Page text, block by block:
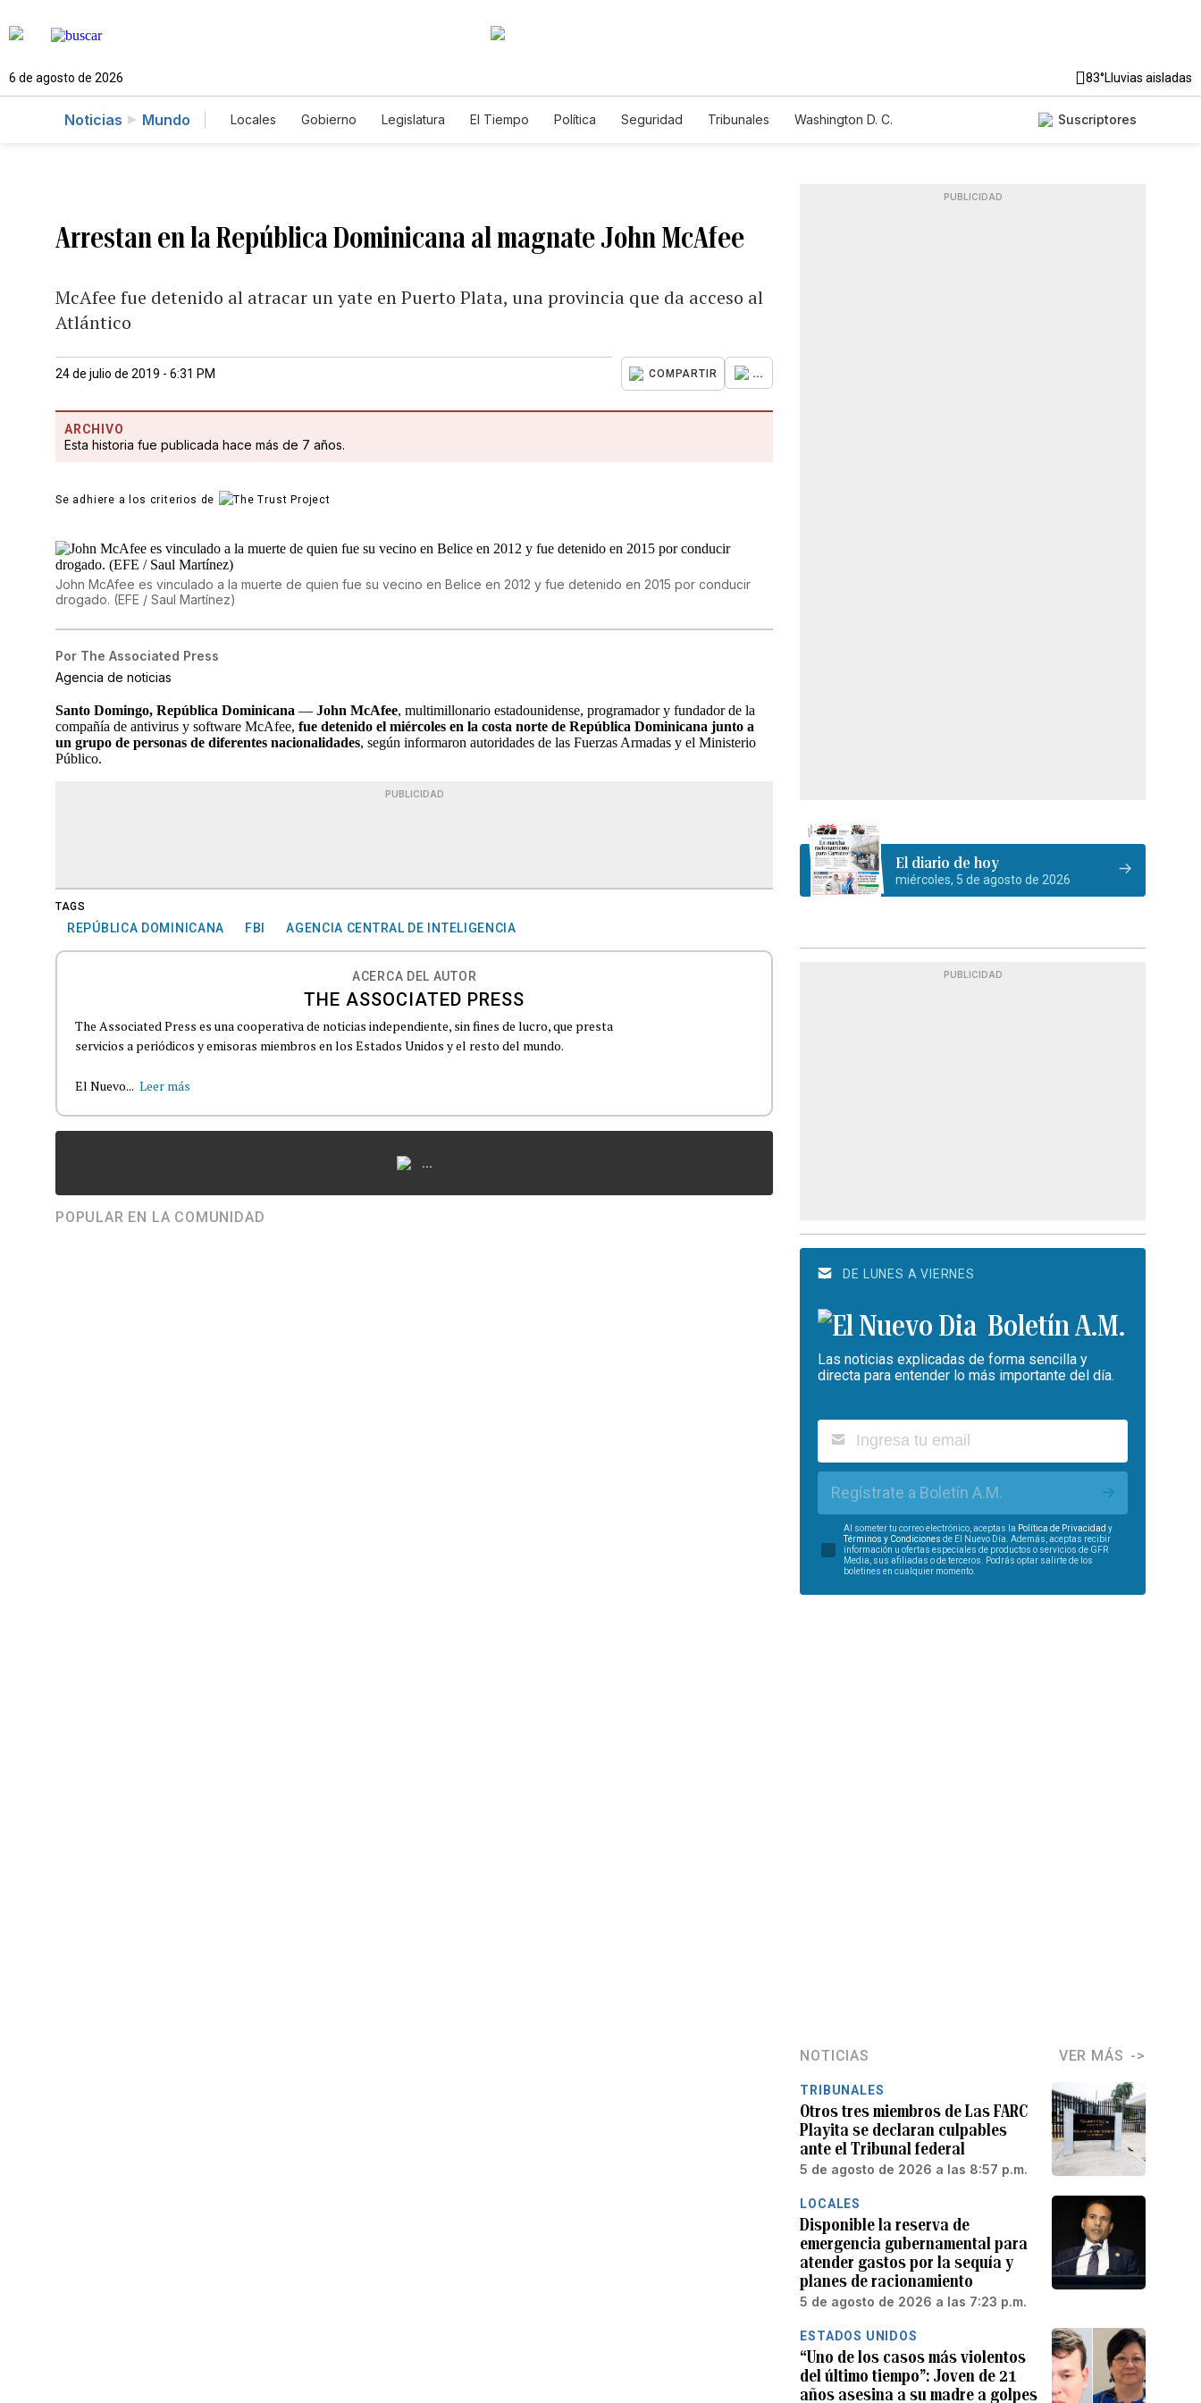
6 de agosto de 2026 83°Lluvias aisladas
Noticias Mundo Locales Gobierno Legislatura El Tiempo Política Seguridad Tribunales
Washington D. C.
Suscriptores
Arrestan en la República Dominicana al magnate John McAfee
McAfee fue detenido al atracar un yate en Puerto Plata, una provincia que da acceso al
Atlántico
24 de julio de 2019 - 6:31 PM COMPARTIR ...
ARCHIVO
Esta historia fue publicada hace más de 7 años.
Se adhiere a los criterios de
John McAfee es vinculado a la muerte de quien fue su vecino en Belice en 2012 y fue detenido en 2015 por conducir
drogado. (EFE / Saul Martínez)
Por The Associated Press
Agencia de noticias
Santo Domingo, República Dominicana —John McAfee, multimillonario estadounidense, programador y fundador de la
compañía de antivirus y software McAfee,fue detenido el miércoles en la costa norte de República Dominicana junto a
un grupo de personas de diferentes nacionalidades, según informaron autoridades de las Fuerzas Armadas y el Ministerio
Público.
PUBLICIDAD
TAGS
REPÚBLICA DOMINICANA FBI AGENCIA CENTRAL DE INTELIGENCIA
ACERCA DEL AUTOR
THE ASSOCIATED PRESS
The Associated Press es una cooperativa de noticias independiente, sin fines de lucro, que presta
servicios a periódicos y emisoras miembros en los Estados Unidos y el resto del mundo.
El Nuevo... Leer más
...
POPULAR EN LA COMUNIDAD
PUBLICIDAD
El diario de hoy
miércoles, 5 de agosto de 2026
PUBLICIDAD
DE LUNES A VIERNES
Boletín A.M.
Las noticias explicadas de forma sencilla y
directa para entender lo más importante del día.
Regístrate a Boletín A.M.
Al someter tu correo electrónico, aceptas la Política de Privacidad y
Términos y Condiciones de El Nuevo Día. Además, aceptas recibir
información u ofertas especiales de productos o servicios de GFR
Media, sus afiliadas o de terceros. Podrás optar salirte de los
boletines en cualquier momento.
NOTICIAS VER MÁS
TRIBUNALES
Otros tres miembros de Las FARC
Playita se declaran culpables
ante el Tribunal federal
5 de agosto de 2026 a las 8:57 p.m.
LOCALES
Disponible la reserva de
emergencia gubernamental para
atender gastos por la sequía y
planes de racionamiento
5 de agosto de 2026 a las 7:23 p.m.
ESTADOS UNIDOS
“Uno de los casos más violentos
del último tiempo”: Joven de 21
años asesina a su madre a golpes